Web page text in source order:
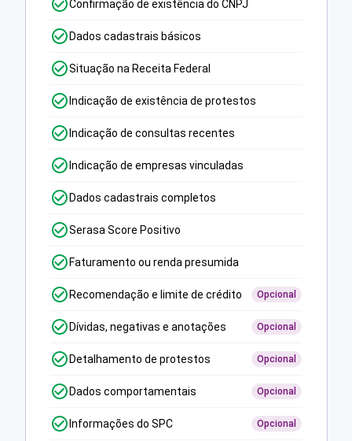
Confirmação de existência do CNPJ
Dados cadastrais básicos
Situação na Receita Federal
Indicação de existência de protestos
Indicação de consultas recentes
Indicação de empresas vinculadas
Dados cadastrais completos
Serasa Score Positivo
Faturamento ou renda presumida
Recomendação e limite de crédito Opcional
Dívidas, negativas e anotações Opcional
Detalhamento de protestos Opcional
Dados comportamentais Opcional
Informações do SPC Opcional